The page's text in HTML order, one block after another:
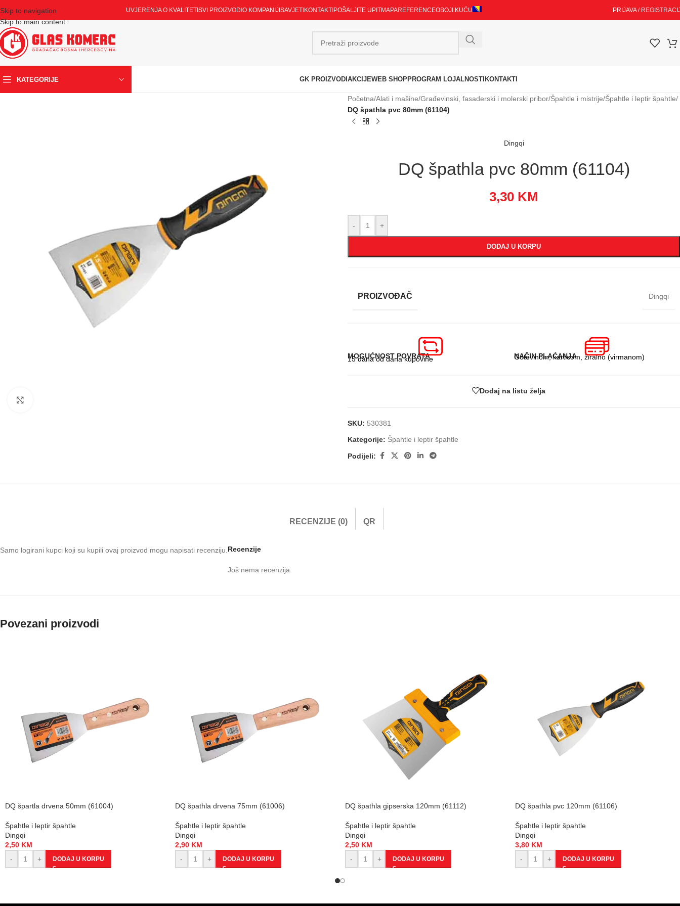
Skip to navigation
Skip to main content
UVJERENJA O KVALITETI SVI PROIZVODI O KOMPANIJI SAVJETI KONTAKTI POŠALJITE UPITMAPAREFERENCEOBOJI KUĆU PRIJAVA /
KATEGORIJE GK PROIZVODI AKCIJEWEB SHOPPROGRAM LOJALNOSTI KONTAKTI
Početna/Alati i mašine/Građevinski, fasaderski i molerski pribor/Špahtle i mistrije/Špahtle i leptir špahtle/
DQ špathla pvc 80mm (61104)
Dingqi
DQ špathla pvc 80mm (61104)
3,30 KM
- +
DODAJ U KORPU
PROIZVOĐAČ Dingqi
MOGUĆNOST POVRATA
15 dana od dana kupovine NAČIN PLAĆANJA
Gotovinom, karticom, žiralno (virmanom)
Dodaj na listu želja
SKU: 530381
Kategorije: Špahtle i leptir špahtle
Podijeli:
RECENZIJE (0) QR
Recenzije
Još nema recenzija.
Samo logirani kupci koji su kupili ovaj proizvod mogu napisati recenziju.
Povezani proizvodi
DQ špartla drvena 50mm (61004)
Špahtle i leptir špahtle
Dingqi
2,50 KM
-
+ DODAJ U KORPU
DQ špathla drvena 75mm (61006)
Špahtle i leptir špahtle
Dingqi
2,90 KM
-
+ DODAJ U KORPU
DQ špathla gipserska 120mm (61112)
Špahtle i leptir špahtle
Dingqi
2,50 KM
-
+ DODAJ U KORPU
DQ špathla pvc 120mm (61106)
Špahtle i leptir špahtle
Dingqi
3,80 KM
-
+ DODAJ U KORPU